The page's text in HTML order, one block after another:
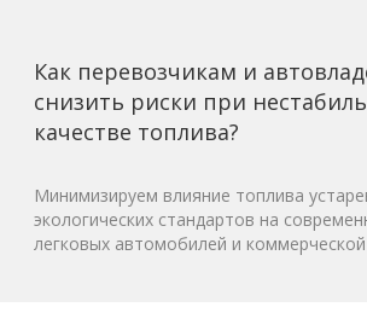
Как перевозчикам и
снизить риски при
качестве топлива?
Минимизируем влияние топлива
экологических стандартов на
легковых автомобилей и коммерческой